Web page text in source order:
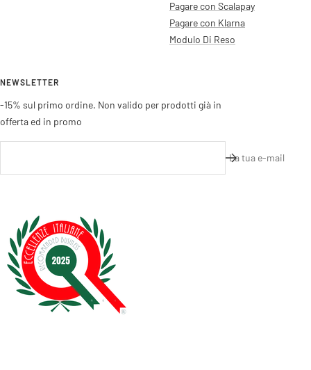
Pagare con Scalapay
Pagare con Klarna
Modulo Di Reso
NEWSLETTER
-15% sul primo ordine. Non valido per prodotti già in
offerta ed in promo
La tua e-mail